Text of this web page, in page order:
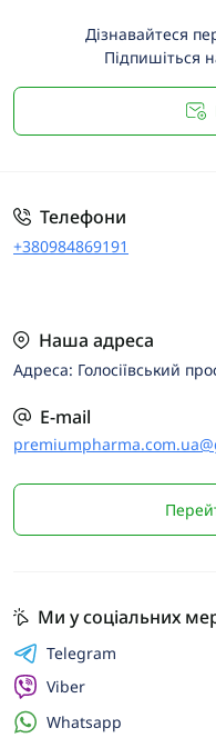
Дізнавайтеся
Підпишіться
Телефони
+380984869191
Наша адреса
Адреса: Голосіївський
E-mail
Ми у соціальних
Telegram
Viber
Whatsapp